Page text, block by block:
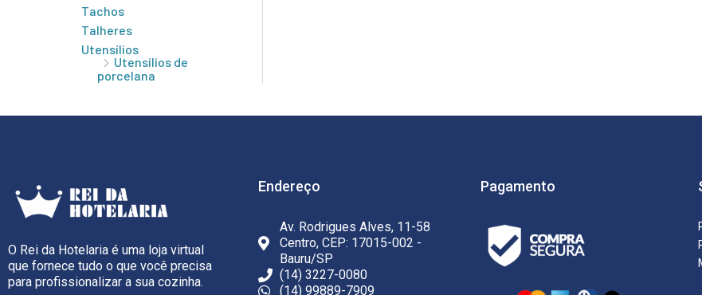
Tachos
Talheres
Utensílios
Utensílios de
porcelana
O Rei da Hotelaria é uma loja virtual
que fornece tudo o que você precisa
para profissionalizar a sua cozinha.
Endereço
Av. Rodrigues Alves, 11-58
Centro, CEP: 17015-002 -
Bauru/SP
(14) 3227-0080
(14) 99889-7909
Pagamento